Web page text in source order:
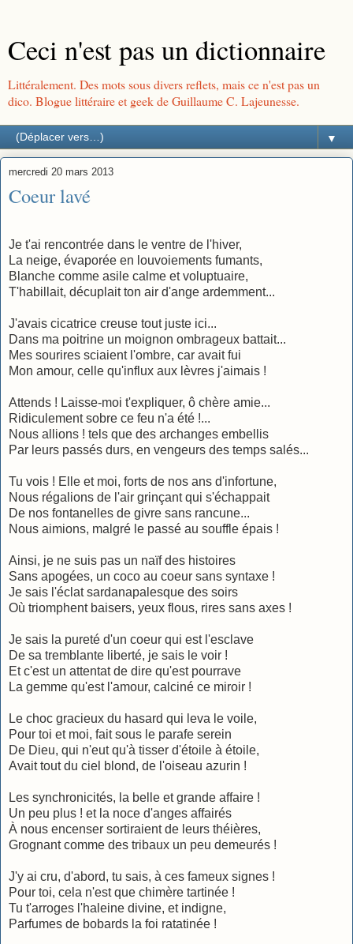
Ceci n'est pas un dictionnaire
Littéralement. Des mots sous divers reflets, mais ce n'est pas un
dico. Blogue littéraire et geek de Guillaume C. Lajeunesse.
▼
mercredi 20 mars 2013
Coeur lavé
Je t'ai rencontrée dans le ventre de l'hiver,
La neige, évaporée en louvoiements fumants,
Blanche comme asile calme et voluptuaire,
T'habillait, décuplait ton air d'ange ardemment...
J'avais cicatrice creuse tout juste ici...
Dans ma poitrine un moignon ombrageux battait...
Mes sourires sciaient l'ombre, car avait fui
Mon amour, celle qu'influx aux lèvres j'aimais !
Attends ! Laisse-moi t'expliquer, ô chère amie...
Ridiculement sobre ce feu n'a été !...
Nous allions ! tels que des archanges embellis
Par leurs passés durs, en vengeurs des temps salés...
Tu vois ! Elle et moi, forts de nos ans d'infortune,
Nous régalions de l'air grinçant qui s'échappait
De nos fontanelles de givre sans rancune...
Nous aimions, malgré le passé au souffle épais !
Ainsi, je ne suis pas un naïf des histoires
Sans apogées, un coco au coeur sans syntaxe !
Je sais l'éclat sardanapalesque des soirs
Où triomphent baisers, yeux flous, rires sans axes !
Je sais la pureté d'un coeur qui est l'esclave
De sa tremblante liberté, je sais le voir !
Et c'est un attentat de dire qu'est pourrave
La gemme qu'est l'amour, calciné ce miroir !
Le choc gracieux du hasard qui leva le voile,
Pour toi et moi, fait sous le parafe serein
De Dieu, qui n'eut qu'à tisser d'étoile à étoile,
Avait tout du ciel blond, de l'oiseau azurin !
Les synchronicités, la belle et grande affaire !
Un peu plus ! et la noce d'anges affairés
À nous encenser sortiraient de leurs théières,
Grognant comme des tribaux un peu demeurés !
J'y ai cru, d'abord, tu sais, à ces fameux signes !
Pour toi, cela n'est que chimère tartinée !
Tu t'arroges l'haleine divine, et indigne,
Parfumes de bobards la foi ratatinée !